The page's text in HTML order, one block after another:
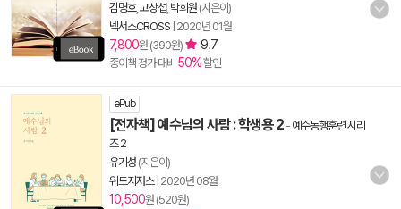
김명호, 고상섭, 박희원 (지은이)
넥서스CROSS 2020년 01월
7,800원 (390원) 9.7
종이책 정가 대비 50%할인
ePub
[전자책] 예수님의 사람 : 학생용 2 - 예수동행훈련 시리
즈 2
유기성 (지은이)
위드지저스| 2020년 08월
10,500원 (520원)